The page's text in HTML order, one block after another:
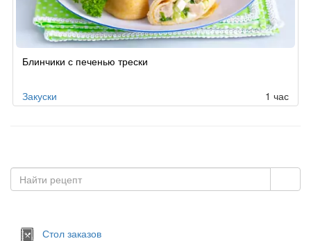
поБлинчики с печенью трески
Закуски 1 час
Стол заказов